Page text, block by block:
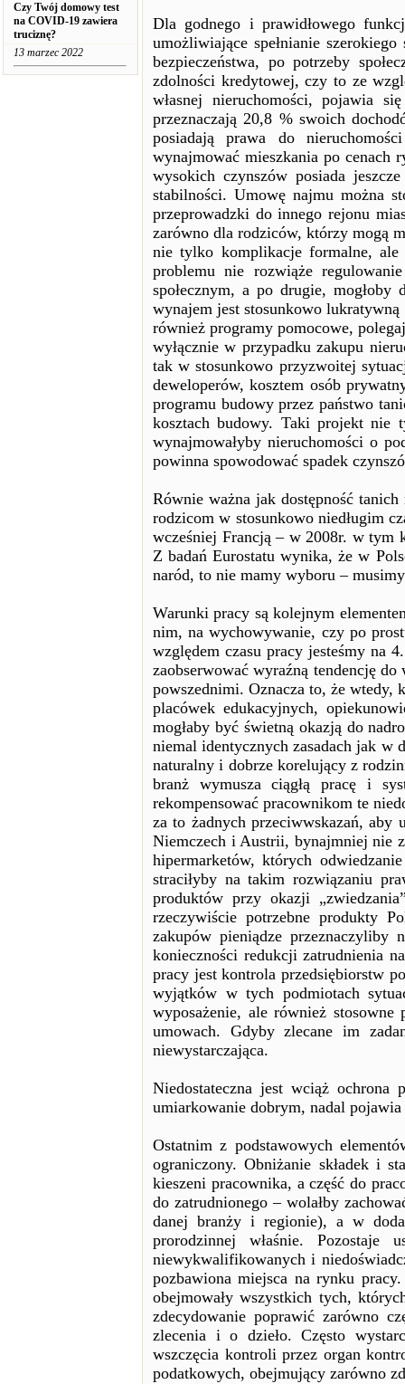
Czy Twój domowy test
na COVID-19 zawiera
truciznę?
13 marzec 2022
Dla godnego i prawidłowego
umożliwiające spełnianie
bezpieczeństwa, po potrzeby
zdolności kredytowej, czy to ze
własnej nieruchomości, pojawia
przeznaczają 20,8 % swoich
posiadają prawa do
wynajmować mieszkania po cenach
wysokich czynszów posiada
stabilności. Umowę najmu można
przeprowadzki do innego rejonu
zarówno dla rodziców, którzy mogą
nie tylko komplikacje formalne, ale
problemu nie rozwiąże
społecznym, a po drugie,
wynajem jest stosunkowo
również programy pomocowe,
wyłącznie w przypadku zakupu
tak w stosunkowo przyzwoitej
deweloperów, kosztem osób
programu budowy przez państwo
kosztach budowy. Taki projekt nie
wynajmowałyby nieruchomości o
powinna spowodować spadek
Równie ważna jak dostępność
rodzicom w stosunkowo niedługim
wcześniej Francją – w 2008r. w tym
Z badań Eurostatu wynika, że w
naród, to nie mamy wyboru –
Warunki pracy są kolejnym
nim, na wychowywanie, czy po
względem czasu pracy jesteśmy na
zaobserwować wyraźną tendencję
powszednimi. Oznacza to, że wtedy,
placówek edukacyjnych,
mogłaby być świetną okazją do
niemal identycznych zasadach jak w
naturalny i dobrze korelujący z
branż wymusza ciągłą pracę i
rekompensować pracownikom te
za to żadnych przeciwwskazań,
Niemczech i Austrii, bynajmniej nie
hipermarketów, których
straciłyby na takim rozwiązaniu
produktów przy okazji
rzeczywiście potrzebne produkty
zakupów pieniądze przeznaczyliby
konieczności redukcji zatrudnienia
pracy jest kontrola przedsiębiorstw
wyjątków w tych podmiotach
wyposażenie, ale również
umowach. Gdyby zlecane im
niewystarczająca.
Niedostateczna jest wciąż
umiarkowanie dobrym, nadal
Ostatnim z podstawowych
ograniczony. Obniżanie składek i
kieszeni pracownika, a część do
do zatrudnionego – wolałby
danej branży i regionie), a w
prorodzinnej właśnie.
niewykwalifikowanych i
pozbawiona miejsca na rynku
obejmowały wszystkich tych,
zdecydowanie poprawić zarówno
zlecenia i o dzieło. Często
wszczęcia kontroli przez organ
podatkowych, obejmujący zarówno